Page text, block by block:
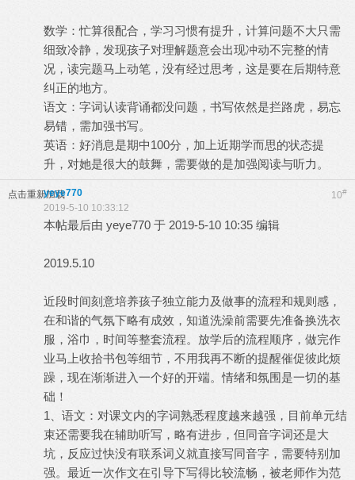
数学：忙算很配合，学习习惯有提升，计算问题不大只需
细致冷静，发现孩子对理解题意会出现冲动不完整的情
况，读完题马上动笔，没有经过思考，这是要在后期特意
纠正的地方。
语文：字词认读背诵都没问题，书写依然是拦路虎，易忘
易错，需加强书写。
英语：好消息是期中100分，加上近期学而思的状态提
升，对她是很大的鼓舞，需要做的是加强阅读与听力。
点击重新加载 10#
yeye770
2019-5-10 10:33:12
本帖最后由 yeye770 于 2019-5-10 10:35 编辑
2019.5.10
近段时间刻意培养孩子独立能力及做事的流程和规则感，
在和谐的气氛下略有成效，知道洗澡前需要先准备换洗衣
服，浴巾，时间等整套流程。放学后的流程顺序，做完作
业马上收拾书包等细节，不用我再不断的提醒催促彼此烦
躁，现在渐渐进入一个好的开端。情绪和氛围是一切的基
础！
1、语文：对课文内的字词熟悉程度越来越强，目前单元结
束还需要我在辅助听写，略有进步，但同音字词还是大
坑，反应过快没有联系词义就直接写同音字，需要特别加
强。最近一次作文在引导下写得比较流畅，被老师作为范